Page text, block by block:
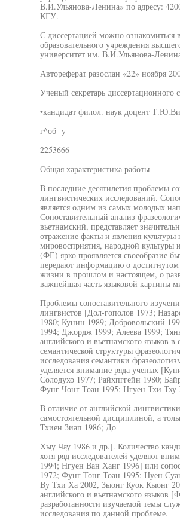
В.И.Ульянова-Ленина» по адресу:
КГУ.
С диссертацией можно ознакомиться
образовательного учреждения
университет им. В.И.Ульянова-
Автореферат разослан «22» ноября
Ученый секретарь диссертационного
•кандидат филол. наук доцент
г^об -у
2253666
Общая характеристика работы
В последние десятилетия проблемы
лингвистических исследований.
является одним из самых молодых
Сопоставительный анализ
вьетнамский, представляет
отражение факты и явления культуры
мировосприятия, народной культуры
(ФЕ) ярко проявляется своеобразие
передают информацию о достигнутом
жизни в прошлом и настоящем, о
важнейшая часть языковой картины
Проблемы сопоставительного
лингвистов [Дол-гополов 1973;
1980; Кунин 1989; Добровольский
1994; Джордж 1999; Алеева 1999;
английского и вьетнамского языков
семантической структуры
исследования семантики
уделяется внимание ряда ученых
Солодухо 1977; Райхпггейн 1980;
Фунг Чонг Тоан 1995; Нгуен Тхи
В отличие от английской
самостоятельной дисциплиной, а
Тхиен Зиап 1986; До
Хыу Чау 1986 и др.]. Количество
хотя ряд исследователей уделяют
1994; Нгуен Ван Ханг 1996] или
1972; Фунг Тонг Тоан 1995; Нуен
Ву Тхи Ха 2002, Зыонг Куок Кыонг
английского и вьетнамского
разработанности изучаемой темы
исследования по данной проблеме.